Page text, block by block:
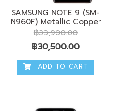
SAMSUNG NOTE 9 (SM-
N960F) Metallic Copper
฿33,900.00
Original
price
was:
฿30,500.00Current
price
is:
ADD TO CART